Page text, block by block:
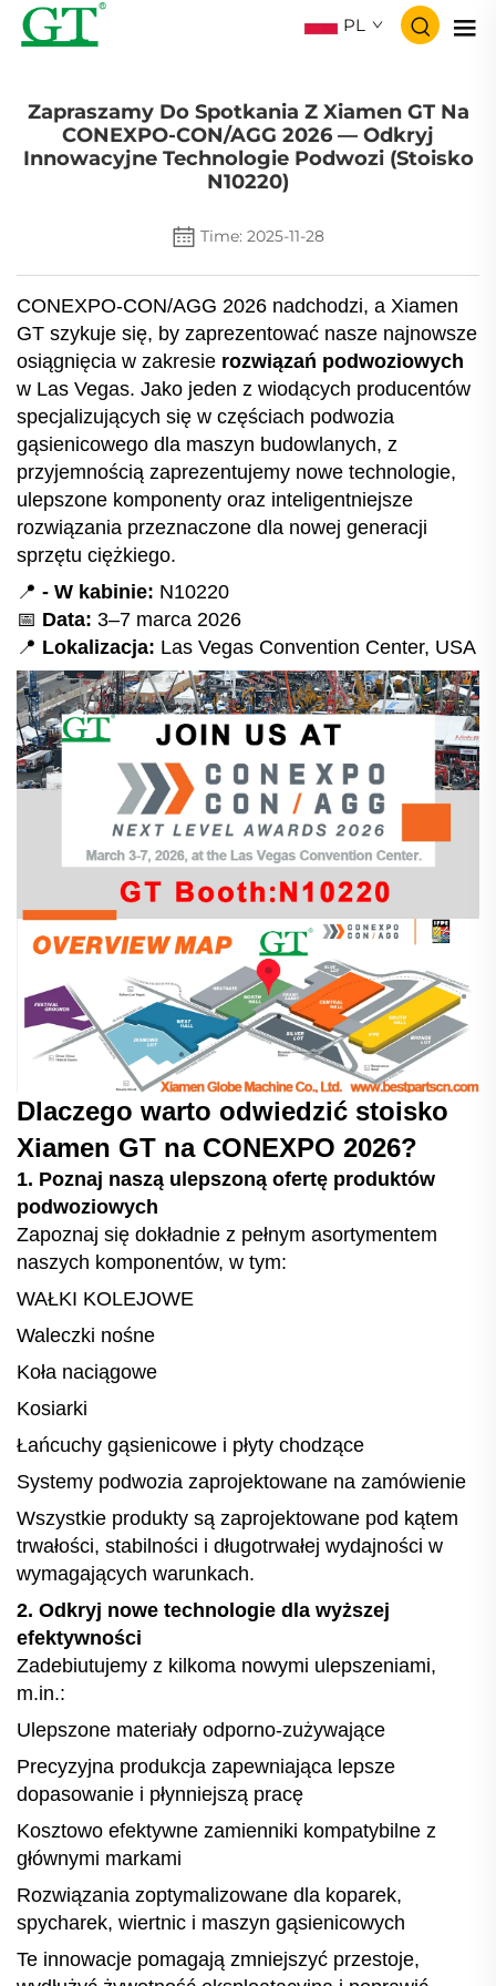
PL
Zapraszamy Do Spotkania Z Xiamen GT Na
CONEXPO-CON/AGG 2026 — Odkryj
Innowacyjne Technologie Podwozi (Stoisko
N10220)
Time: 2025-11-28
CONEXPO-CON/AGG 2026 nadchodzi, a Xiamen
GT szykuje się, by zaprezentować nasze najnowsze
osiągnięcia w zakresie rozwiązań podwoziowych
w Las Vegas. Jako jeden z wiodących producentów
specjalizujących się w częściach podwozia
gąsienicowego dla maszyn budowlanych, z
przyjemnością zaprezentujemy nowe technologie,
ulepszone komponenty oraz inteligentniejsze
rozwiązania przeznaczone dla nowej generacji
sprzętu ciężkiego.
📍 - W kabinie: N10220
📅 Data: 3–7 marca 2026
📍 Lokalizacja: Las Vegas Convention Center, USA
Dlaczego warto odwiedzić stoisko
Xiamen GT na CONEXPO 2026?
1. Poznaj naszą ulepszoną ofertę produktów
podwoziowych
Zapoznaj się dokładnie z pełnym asortymentem
naszych komponentów, w tym:
WAŁKI KOLEJOWE
Waleczki nośne
Koła naciągowe
Kosiarki
Łańcuchy gąsienicowe i płyty chodzące
Systemy podwozia zaprojektowane na zamówienie
Wszystkie produkty są zaprojektowane pod kątem
trwałości, stabilności i długotrwałej wydajności w
wymagających warunkach.
2. Odkryj nowe technologie dla wyższej
efektywności
Zadebiutujemy z kilkoma nowymi ulepszeniami,
m.in.:
Ulepszone materiały odporno-zużywające
Precyzyjna produkcja zapewniająca lepsze
dopasowanie i płynniejszą pracę
Kosztowo efektywne zamienniki kompatybilne z
głównymi markami
Rozwiązania zoptymalizowane dla koparek,
spycharek, wiertnic i maszyn gąsienicowych
Te innowacje pomagają zmniejszyć przestoje,